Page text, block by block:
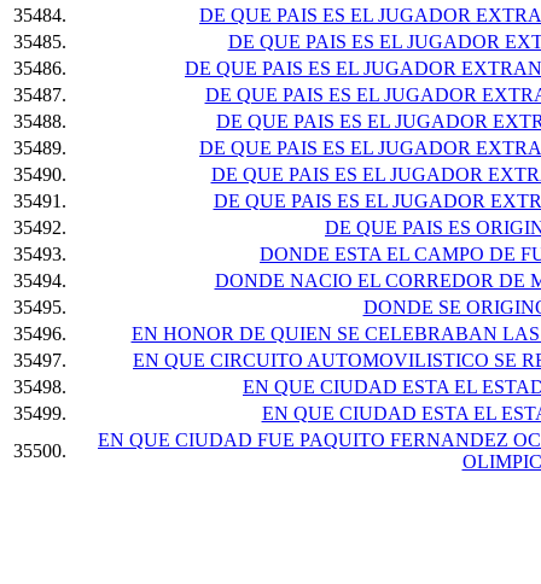
35484.
DE QUE PAIS ES EL JUGADOR
35485.
DE QUE PAIS ES EL JUGADOR
35486.
DE QUE PAIS ES EL JUGADOR
35487.
DE QUE PAIS ES EL JUGADOR
35488.
DE QUE PAIS ES EL JUGADOR
35489.
DE QUE PAIS ES EL JUGADOR
35490.
DE QUE PAIS ES EL JUGADOR
35491.
DE QUE PAIS ES EL JUGADOR
35492.
DE QUE PAIS ES
35493.
DONDE ESTA EL CAMPO DE
35494.
DONDE NACIO EL CORREDOR DE
35495.
DONDE SE
35496.
EN HONOR DE QUIEN SE CELEBRABAN
35497.
EN QUE CIRCUITO AUTOMOVILISTICO SE
35498.
EN QUE CIUDAD ESTA EL
35499.
EN QUE CIUDAD ESTA EL
35500.
EN QUE CIUDAD FUE PAQUITO FERNANDEZ